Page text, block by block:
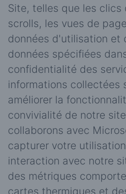
Site, telles que les clics
scrolls, les vues de
données d'utilisation et
données spécifiées
confidentialité des
informations collectées
améliorer la
convivialité de notre
collaborons avec
capturer votre
interaction avec notre
des métriques
cartes thermiques et